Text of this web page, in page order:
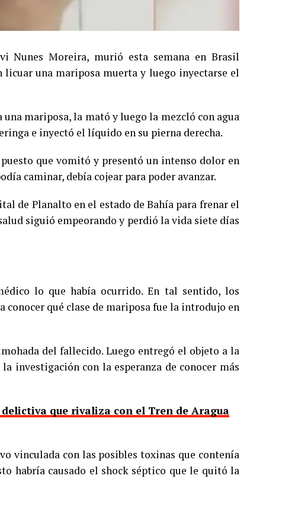
Nunes Moreira, murió esta semana en Brasil
una mariposa muerta y luego inyectarse el
mariposa, la mató y luego la mezcló con agua
e inyectó el líquido en su pierna derecha.
que vomitó y presentó un intenso dolor en
caminar, debía cojear para poder avanzar.
de Planalto en el estado de Bahía para frenar el
siguió empeorando y perdió la vida siete días
lo que había ocurrido. En tal sentido, los
conocer qué clase de mariposa fue la introdujo en
del fallecido. Luego entregó el objeto a la
investigación con la esperanza de conocer más
que rivaliza con el Tren de Aragua
vinculada con las posibles toxinas que contenía
habría causado el shock séptico que le quitó la